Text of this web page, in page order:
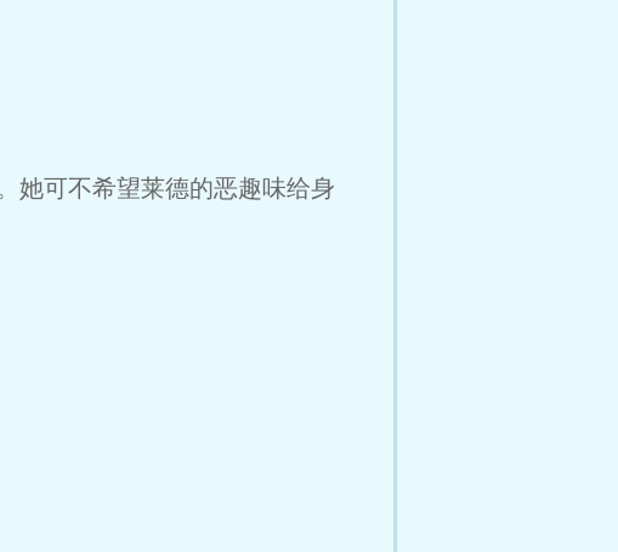
她可不希望莱德的恶趣味给身